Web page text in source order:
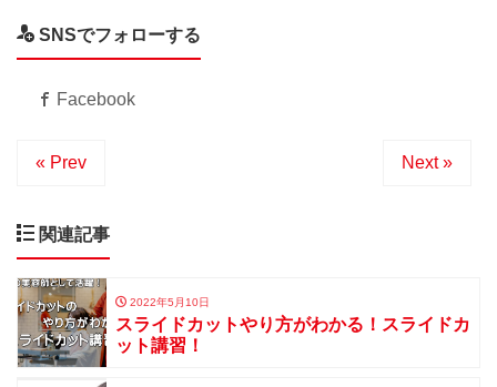
SNSでフォローする
Facebook
« Prev Next »
関連記事
2022年5月10日
スライドカットやり方がわかる！スライドカ
ット講習！